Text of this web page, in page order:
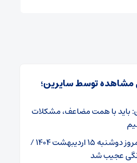
مشاهده توسط سایرین؛
با همت مضاعف، مشکلات
قیمت میوه امروز دوشنبه ۱۵ اردیبهشت ۱۴۰۴ /
عجیب شد